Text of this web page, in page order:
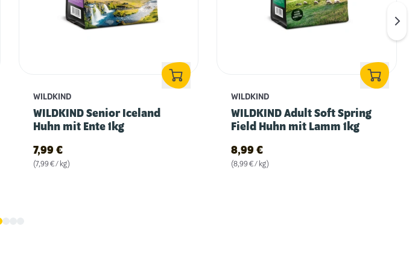
WILDKIND
WILDKIND Senior Iceland
Huhn mit Ente 1kg
7,99 €
(7,99 € / kg)
WILDKIND
WILDKIND Adult Soft Spring
Field Huhn mit Lamm 1kg
8,99€
(8,99 € / kg)